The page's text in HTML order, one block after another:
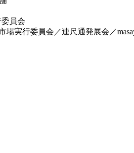
員会
実行委員会／連尺通発展会／